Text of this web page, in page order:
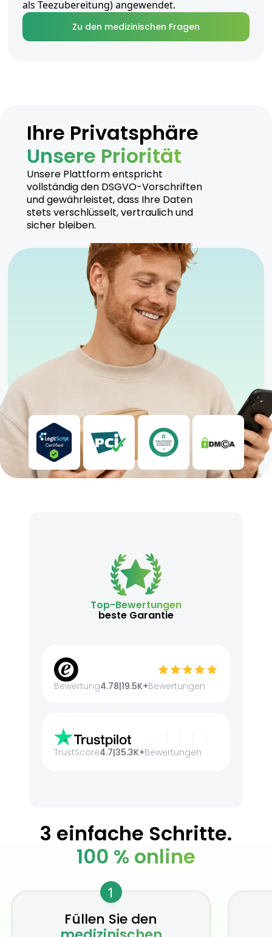
als Teezubereitung) angewendet.
Zu den medizinischen Fragen
Ihre Privatsphäre
Unsere Priorität
Unsere Plattform entspricht
vollständig den DSGVO-Vorschriften
und gewährleistet, dass Ihre Daten
stets verschlüsselt, vertraulich und
sicher bleiben.
Top-Bewertungen
beste Garantie
Bewertung4.78|19.5K+Bewertungen
TrustScore4.7|35.3K+Bewertungen
3 einfache Schritte.
100 % online
1
Füllen Sie den